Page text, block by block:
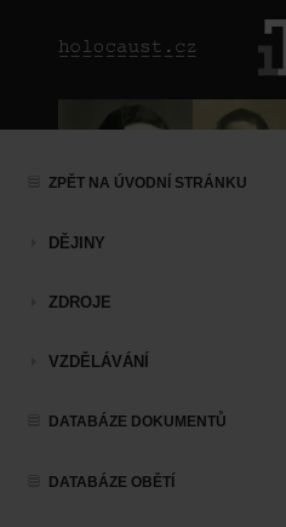
ZPĚT NA ÚVODNÍ STRÁNKU
DĚJINY
ZDROJE
VZDĚLÁVÁNÍ
DATABÁZE DOKUMENTŮ
DATABÁZE OBĚTÍ